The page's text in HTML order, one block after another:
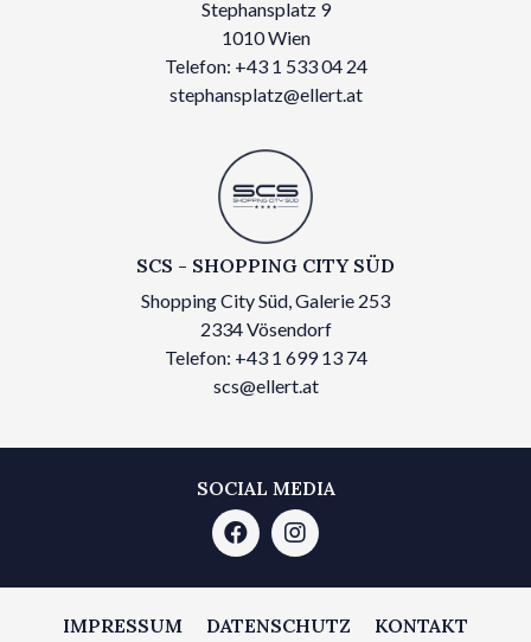
Stephansplatz 9
1010 Wien
Telefon: +43 1 533 04 24
stephansplatz@ellert.at
SCS - SHOPPING CITY SÜD
Shopping City Süd, Galerie 253
2334 Vösendorf
Telefon: +43 1 699 13 74
scs@ellert.at
SOCIAL MEDIA
IMPRESSUM DATENSCHUTZ KONTAKT